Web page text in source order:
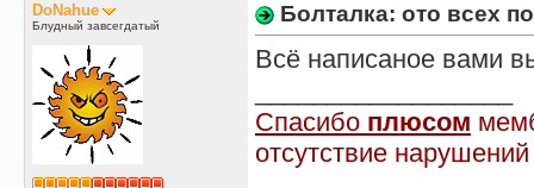
DoNahue
Блудный завсегдатый Болталка: ото всех
Всё написаное вами
Спасибо плюсом
отсутствие